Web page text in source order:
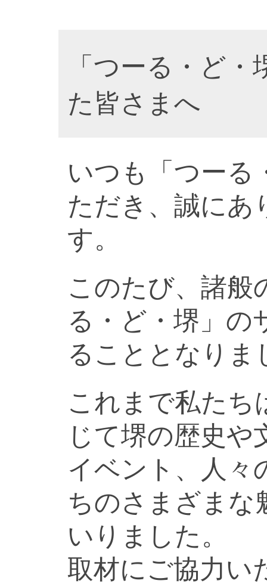
「つーる・ど
た皆さまへ
いつも「つーる
ただき、誠にあ
す。
このたび、諸般
る・ど・堺」の
ることとなりま
これまで私たち
じて堺の歴史や
イベント、人々
ちのさまざまな
いりました。
取材にご協力い